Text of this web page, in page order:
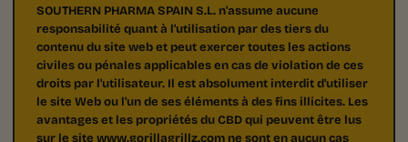
SOUTHERN PHARMA SPAIN S.L. n'assume aucune
responsabilité quant à l'utilisation par des tiers du
contenu du site web et peut exercer toutes les actions
civiles ou pénales applicables en cas de violation de ces
droits par l'utilisateur. Il est absolument interdit d'utiliser
le site Web ou l'un de ses éléments à des fins illicites. Les
avantages et les propriétés du CBD qui peuvent être lus
sur le site www.gorillagrillz.com ne sont en aucun cas